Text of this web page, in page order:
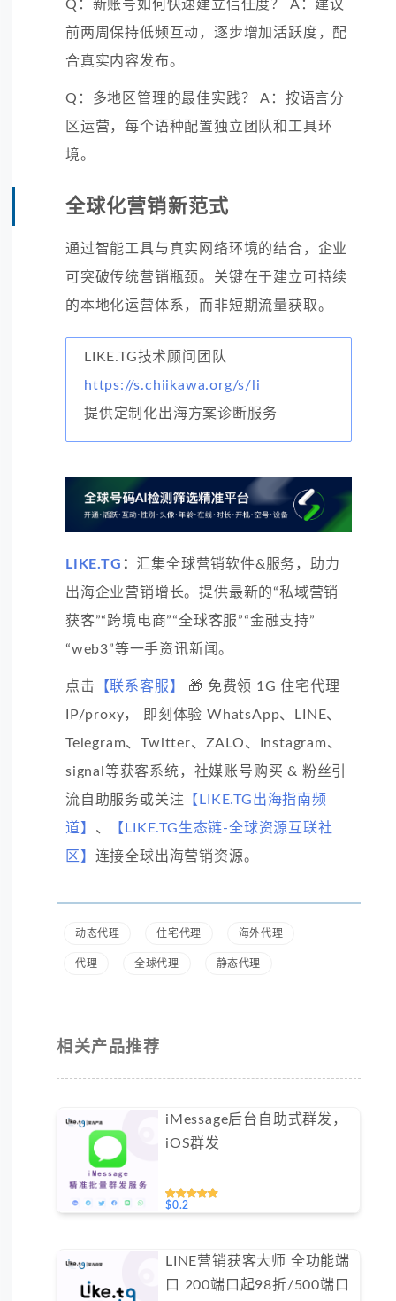
Q：新账号如何快速建立信任度？ A：建议
前两周保持低频互动，逐步增加活跃度，配
合真实内容发布。
Q：多地区管理的最佳实践？ A：按语言分
区运营，每个语种配置独立团队和工具环
境。
全球化营销新范式
通过智能工具与真实网络环境的结合，企业
可突破传统营销瓶颈。关键在于建立可持续
的本地化运营体系，而非短期流量获取。
LIKE.TG技术顾问团队
https://s.chiikawa.org/s/li
提供定制化出海方案诊断服务
LIKE.TG ： 汇集全球营销软件&服务，助力
出海企业营销增长。提供最新的“私域营销
获客”“跨境电商”“全球客服”“金融支持”
“web3”等一手资讯新闻。
点击 【联系客服】
🎁 免费领 1G 住宅代理
IP/proxy， 即刻体验 WhatsApp、LINE、
Telegram、Twitter、ZALO、Instagram、
signal等获客系统，社媒账号购买 & 粉丝引
流自助服务或关注 【LIKE.TG出海指南频
道】 、
【LIKE.TG生态链-全球资源互联社
区】 连接全球出海营销资源。
动态代理 住宅代理 海外代理
代理 全球代理 静态代理
相关产品推荐
iMessage后台自助式群发，
iOS群发
$0.2
LINE营销获客大师 全功能端
口 200端口起98折/500端口